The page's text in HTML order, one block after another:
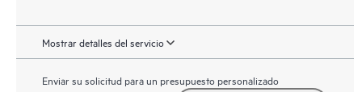
Mostrar detalles del servicio
Enviar su solicitud para un presupuesto personalizado